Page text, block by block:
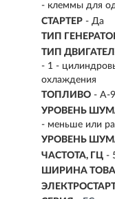
- клеммы для
СТАРТЕР - Да
ТИП
ТИП
- 1 -
охлаждения
ТОПЛИВО - A-
УРОВЕНЬ
- меньше или
УРОВЕНЬ
ЧАСТОТА, ГЦ -
ШИРИНА